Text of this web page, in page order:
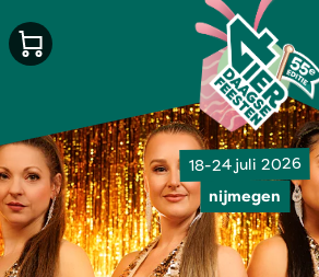
18-24 juli 2026
nijmegen